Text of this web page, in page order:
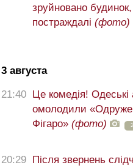
зруйновано
постраждалі (фото)
3 августа
21:40
Це комедія! Одеські
омолодили
Фігаро» (фото) 2
20:29
Після звернень